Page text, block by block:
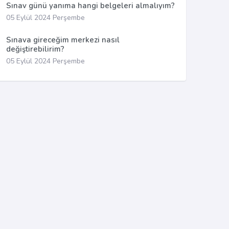
Sınav günü yanıma hangi belgeleri almalıyım?
05 Eylül 2024 Perşembe
Sınava gireceğim merkezi nasıl
değiştirebilirim?
05 Eylül 2024 Perşembe